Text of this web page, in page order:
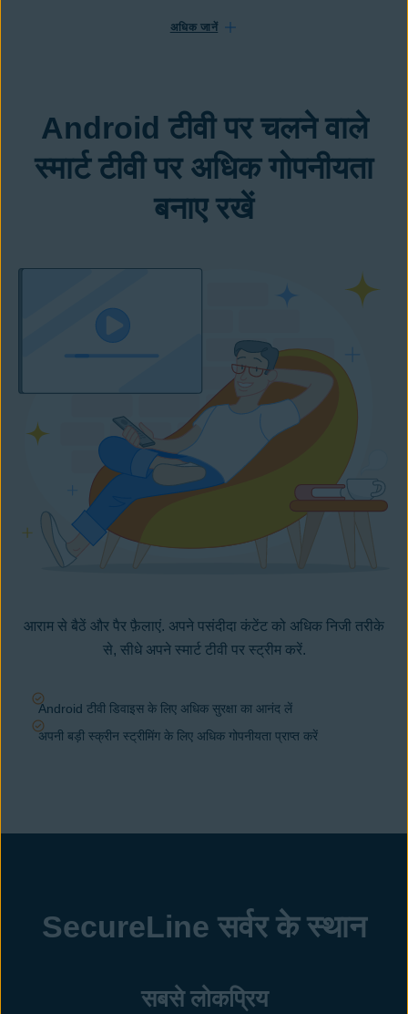
अधिक जानें
Android टीवी पर चलने वाले
स्मार्ट टीवी पर अधिक गोपनीयता
बनाए रखें
आराम से बैठें और पैर फ़ैलाएं. अपने पसंदीदा कंटेंट को अधिक निजी तरीके
से, सीधे अपने स्मार्ट टीवी पर स्ट्रीम करें.
Android टीवी डिवाइस के लिए अधिक सुरक्षा का आनंद लें
अपनी बड़ी स्क्रीन स्ट्रीमिंग के लिए अधिक गोपनीयता प्राप्त करें
SecureLine सर्वर के स्थान
सबसे लोकप्रिय